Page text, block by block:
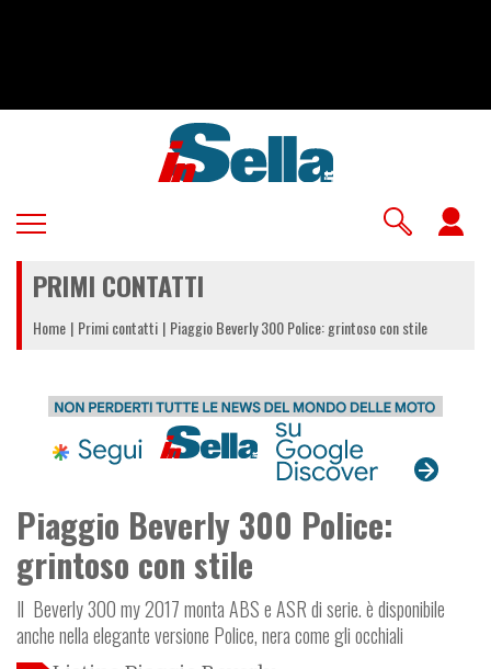
PRIMI CONTATTI
Home Primi contatti Piaggio Beverly 300 Police: grintoso con stile
Piaggio Beverly 300 Police:
grintoso con stile
Il Beverly 300 my 2017 monta ABS e ASR di serie. è disponibile
anche nella elegante versione Police, nera come gli occhiali